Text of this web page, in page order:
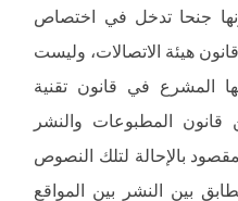
جنحا تدخل في اختصاص
هيئة الاتصالات، وليست
المشرع في قانون تقنية
إلى المادة 21 من قانون المطبوعات والنشر
بالإحالة لتلك النصوص
بين النشر بين المواقع